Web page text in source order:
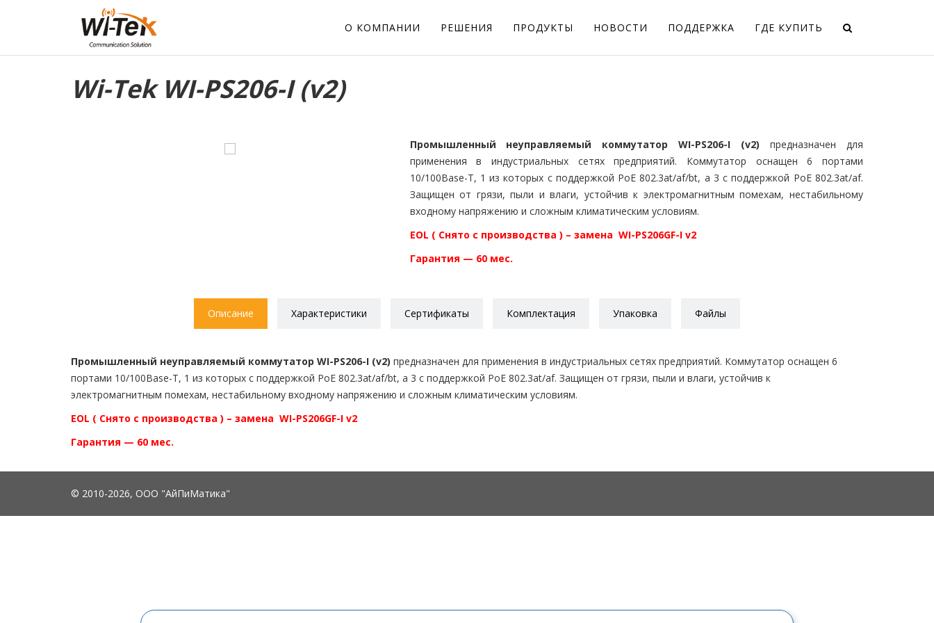
О КОМПАНИИ РЕШЕНИЯ ПРОДУКТЫ НОВОСТИ ПОДДЕРЖКА ГДЕ КУПИТЬ
Wi-Tek WI-PS206-I (v2)
Промышленный неуправляемый коммутатор WI-PS206-I (v2) предназначен для
применения в индустриальных сетях предприятий. Коммутатор оснащен 6 портами
10/100Base-Т, 1 из которых с поддержкой PoE 802.3at/af/bt, а 3 с поддержкой PoE 802.3at/af.
Защищен от грязи, пыли и влаги, устойчив к электромагнитным помехам, нестабильному
входному напряжению и сложным климатическим условиям.
EOL ( Снято с производства ) – замена WI-PS206GF-I v2
Гарантия — 60 мес.
Описание Характеристики Сертификаты Комплектация Упаковка Файлы
Промышленный неуправляемый коммутатор WI-PS206-I (v2) предназначен для применения в индустриальных сетях предприятий. Коммутатор оснащен 6
портами 10/100Base-Т, 1 из которых с поддержкой PoE 802.3at/af/bt, а 3 с поддержкой PoE 802.3at/af. Защищен от грязи, пыли и влаги, устойчив к
электромагнитным помехам, нестабильному входному напряжению и сложным климатическим условиям.
EOL ( Снято с производства ) – замена WI-PS206GF-I v2
Гарантия — 60 мес.
© 2010-2026, ООО "АйПиМатика"